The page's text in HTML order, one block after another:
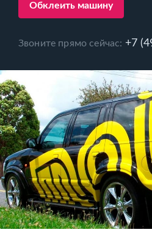
Обклеить машину
Звоните прямо сейчас: +7